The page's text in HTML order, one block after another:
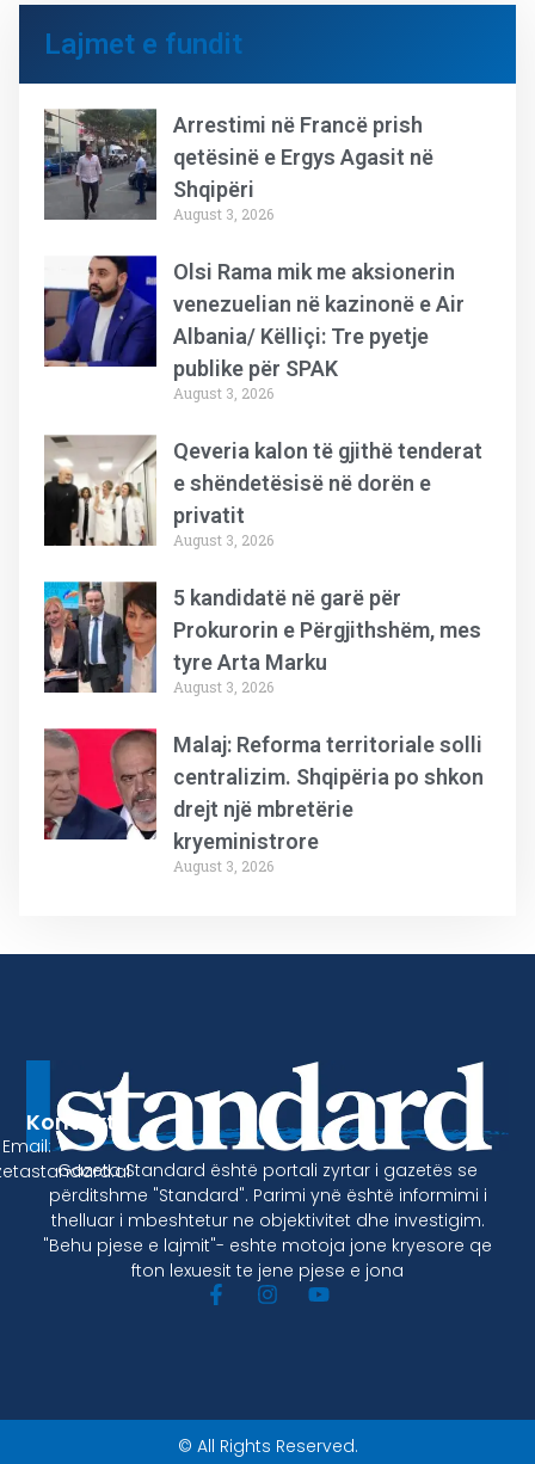
Lajmet e fundit
Arrestimi në Francë prish
qetësinë e Ergys Agasit në
Shqipëri
August 3, 2026
Olsi Rama mik me aksionerin
venezuelian në kazinonë e Air
Albania/ Këlliçi: Tre pyetje
publike për SPAK
August 3, 2026
Qeveria kalon të gjithë tenderat
e shëndetësisë në dorën e
privatit
August 3, 2026
5 kandidatë në garë për
Prokurorin e Përgjithshëm, mes
tyre Arta Marku
August 3, 2026
Malaj: Reforma territoriale solli
centralizim. Shqipëria po shkon
drejt një mbretërie
kryeministrore
August 3, 2026
Gazeta Standard është portali zyrtar i gazetës se
përditshme "Standard". Parimi ynë është informimi i
thelluar i mbeshtetur ne objektivitet dhe investigim.
"Behu pjese e lajmit"- eshte motoja jone kryesore qe
fton lexuesit te jene pjese e jona
Kontakt
Email:
© All Rights Reserved.